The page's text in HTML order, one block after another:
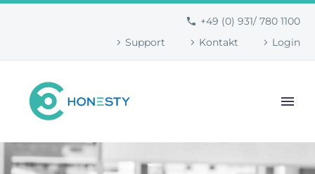
+49 (0) 931/ 780 1100
Support
Kontakt Login